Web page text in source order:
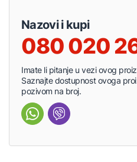
Nazovi i kupi
080 020
Imate li pitanje u vezi ovog
Saznajte dostupnost ovoga
pozivom na broj.